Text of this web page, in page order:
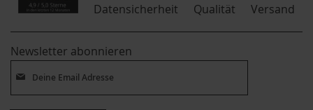
Datensicherheit Qualität Versand
Newsletter abonnieren